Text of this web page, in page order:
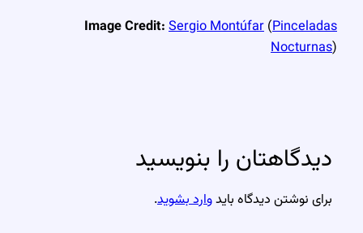
Image Credit:Sergio Montúfar(Pinceladas
Nocturnas)
دیدگاهتان را بنویسید
برای نوشتن دیدگاه بایدوارد بشوید.